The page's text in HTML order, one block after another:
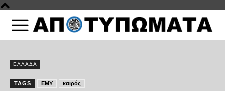
ΕΛΛΑΔΑ
TAGS ΕΜΥ καιρός